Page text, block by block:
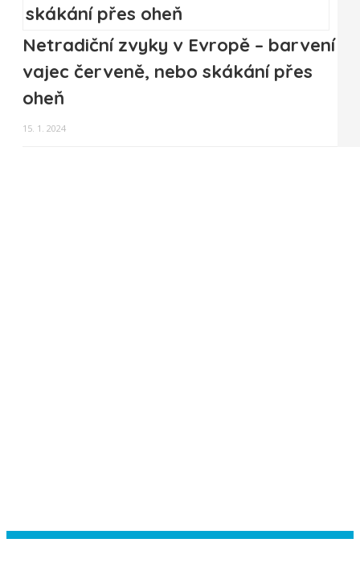
Netradiční zvyky v Evropě – barvení
vajec červeně, nebo skákání přes
oheň
15. 1. 2024